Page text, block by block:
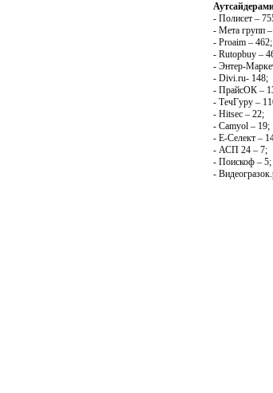
- Полисет –
- Мета групп
- Proaim – 462;
- Rutopbuy –
- Энтер-
- Divi.ru- 148;
- ПрайсОК –
- ТечГуру –
- Hitsec – 22;
- Camyol – 19;
- Е-Селект –
- АСП 24 – 7;
- Поискоф – 5;
-